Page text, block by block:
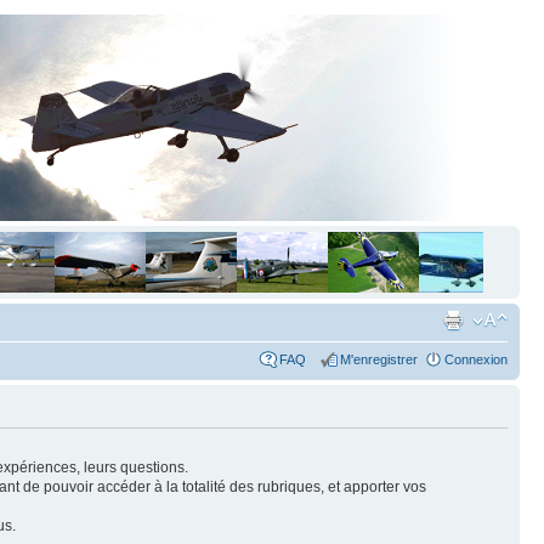
FAQ M'enregistrer Connexion
leurs questions.
de pouvoir accéder à la totalité des rubriques, et apporter vos